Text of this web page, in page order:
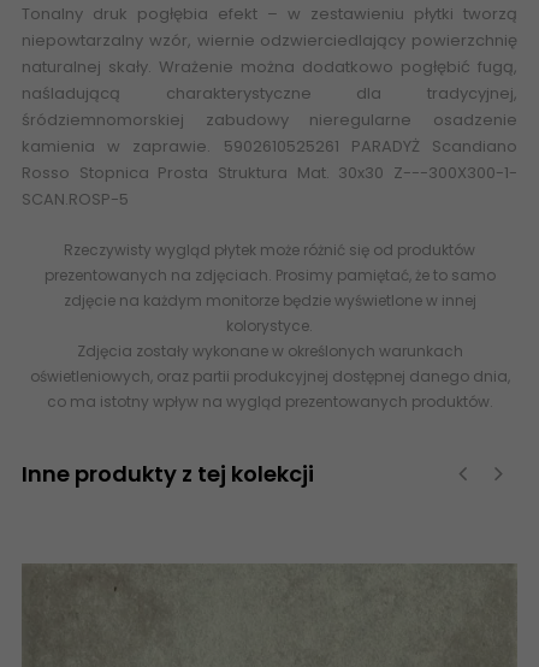
Tonalny druk pogłębia efekt – w zestawieniu płytki tworzą
niepowtarzalny wzór, wiernie odzwierciedlający powierzchnię
naturalnej skały. Wrażenie można dodatkowo pogłębić fugą,
naśladującą charakterystyczne dla tradycyjnej,
śródziemnomorskiej zabudowy nieregularne osadzenie
kamienia w zaprawie. 5902610525261 PARADYŻ Scandiano
Rosso Stopnica Prosta Struktura Mat. 30x30 Z---300X300-1-
SCAN.ROSP-5
Rzeczywisty wygląd płytek może różnić się od produktów
prezentowanych na zdjęciach. Prosimy pamiętać, że to samo
zdjęcie na każdym monitorze będzie wyświetlone w innej
kolorystyce.
Zdjęcia zostały wykonane w określonych warunkach
oświetleniowych, oraz partii produkcyjnej dostępnej danego dnia,
co ma istotny wpływ na wygląd prezentowanych produktów.
Inne produkty z tej kolekcji